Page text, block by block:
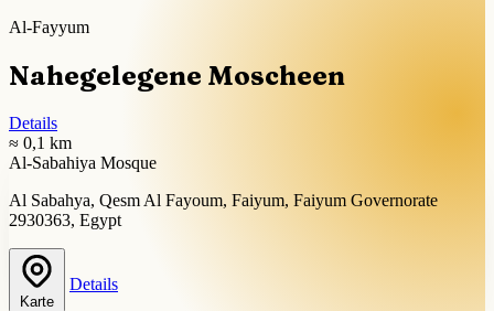
Al-Fayyum
Nahegelegene Moscheen
Details
≈ 0,1 km
Al-Sabahiya Mosque
Al Sabahya, Qesm Al Fayoum, Faiyum, Faiyum Governorate
2930363, Egypt
Karte
Details